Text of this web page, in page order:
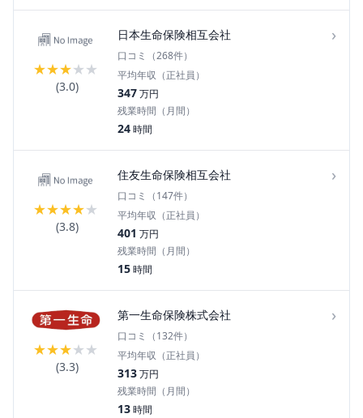
★★★★★
(3.0)
日本生命保険相互会社 ›
口コミ（268件）
平均年収（正社員）
347万円
残業時間（月間）
24時間
★★★★★
(3.8)
住友生命保険相互会社 ›
口コミ（147件）
平均年収（正社員）
401 万円
残業時間（月間）
15時間
★★★★★
(3.3)
第一生命保険株式会社 ›
口コミ（132件）
平均年収（正社員）
313万円
残業時間（月間）
13時間